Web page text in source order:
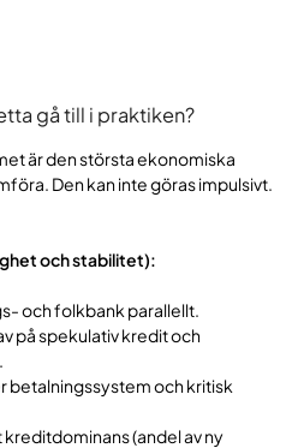
gå till i praktiken?
är den största ekonomiska
Den kan inte göras impulsivt.
och stabilitet):
och folkbank parallellt.
på spekulativ kredit och
betalningssystem och kritisk
(andel av ny